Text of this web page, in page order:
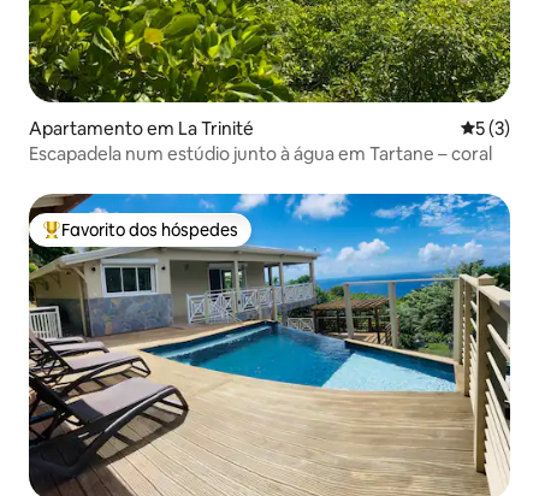
Apartamento em La Trinité
5 (3)
Escapadela num estúdio junto à água em Tartane – coral
Favoritos dos hóspedes mais apreciados
Favorito dos hóspedes